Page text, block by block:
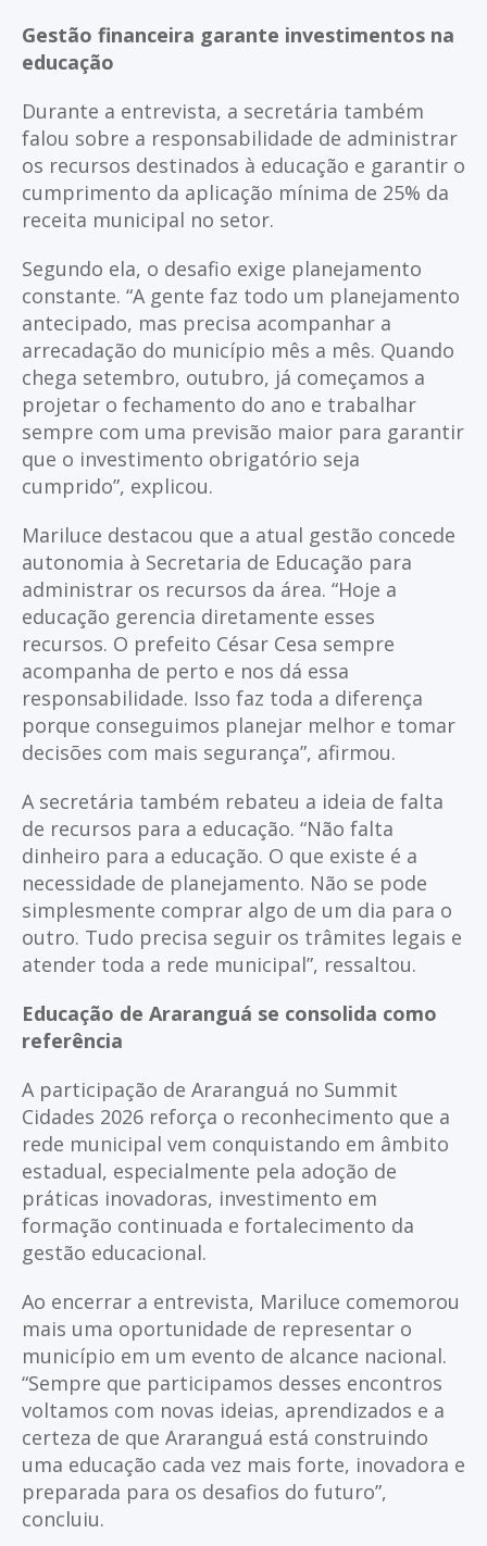
Gestão financeira garante investimentos na
educação
Durante a entrevista, a secretária também
falou sobre a responsabilidade de administrar
os recursos destinados à educação e garantir o
cumprimento da aplicação mínima de 25% da
receita municipal no setor.
Segundo ela, o desafio exige planejamento
constante. “A gente faz todo um planejamento
antecipado, mas precisa acompanhar a
arrecadação do município mês a mês. Quando
chega setembro, outubro, já começamos a
projetar o fechamento do ano e trabalhar
sempre com uma previsão maior para garantir
que o investimento obrigatório seja
cumprido”, explicou.
Mariluce destacou que a atual gestão concede
autonomia à Secretaria de Educação para
administrar os recursos da área. “Hoje a
educação gerencia diretamente esses
recursos. O prefeito César Cesa sempre
acompanha de perto e nos dá essa
responsabilidade. Isso faz toda a diferença
porque conseguimos planejar melhor e tomar
decisões com mais segurança”, afirmou.
A secretária também rebateu a ideia de falta
de recursos para a educação. “Não falta
dinheiro para a educação. O que existe é a
necessidade de planejamento. Não se pode
simplesmente comprar algo de um dia para o
outro. Tudo precisa seguir os trâmites legais e
atender toda a rede municipal”, ressaltou.
Educação de Araranguá se consolida como
referência
A participação de Araranguá no Summit
Cidades 2026 reforça o reconhecimento que a
rede municipal vem conquistando em âmbito
estadual, especialmente pela adoção de
práticas inovadoras, investimento em
formação continuada e fortalecimento da
gestão educacional.
Ao encerrar a entrevista, Mariluce comemorou
mais uma oportunidade de representar o
município em um evento de alcance nacional.
“Sempre que participamos desses encontros
voltamos com novas ideias, aprendizados e a
certeza de que Araranguá está construindo
uma educação cada vez mais forte, inovadora e
preparada para os desafios do futuro”,
concluiu.